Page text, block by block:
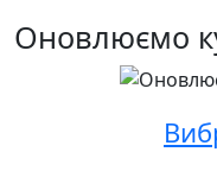
Оновлюємо